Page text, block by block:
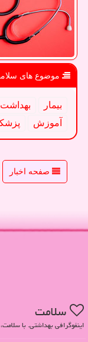
موضوع های
بیمار بهداشت
آموزش
صفحه اخبار
سلامت
اینفوگرافی بهداشتی. با